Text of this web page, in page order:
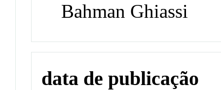
Bahman Ghiassi
data de publicação